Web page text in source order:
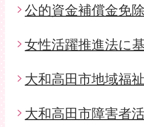
公的資金補償金免
女性活躍推進法に
大和高田市地域福
大和高田市障害者